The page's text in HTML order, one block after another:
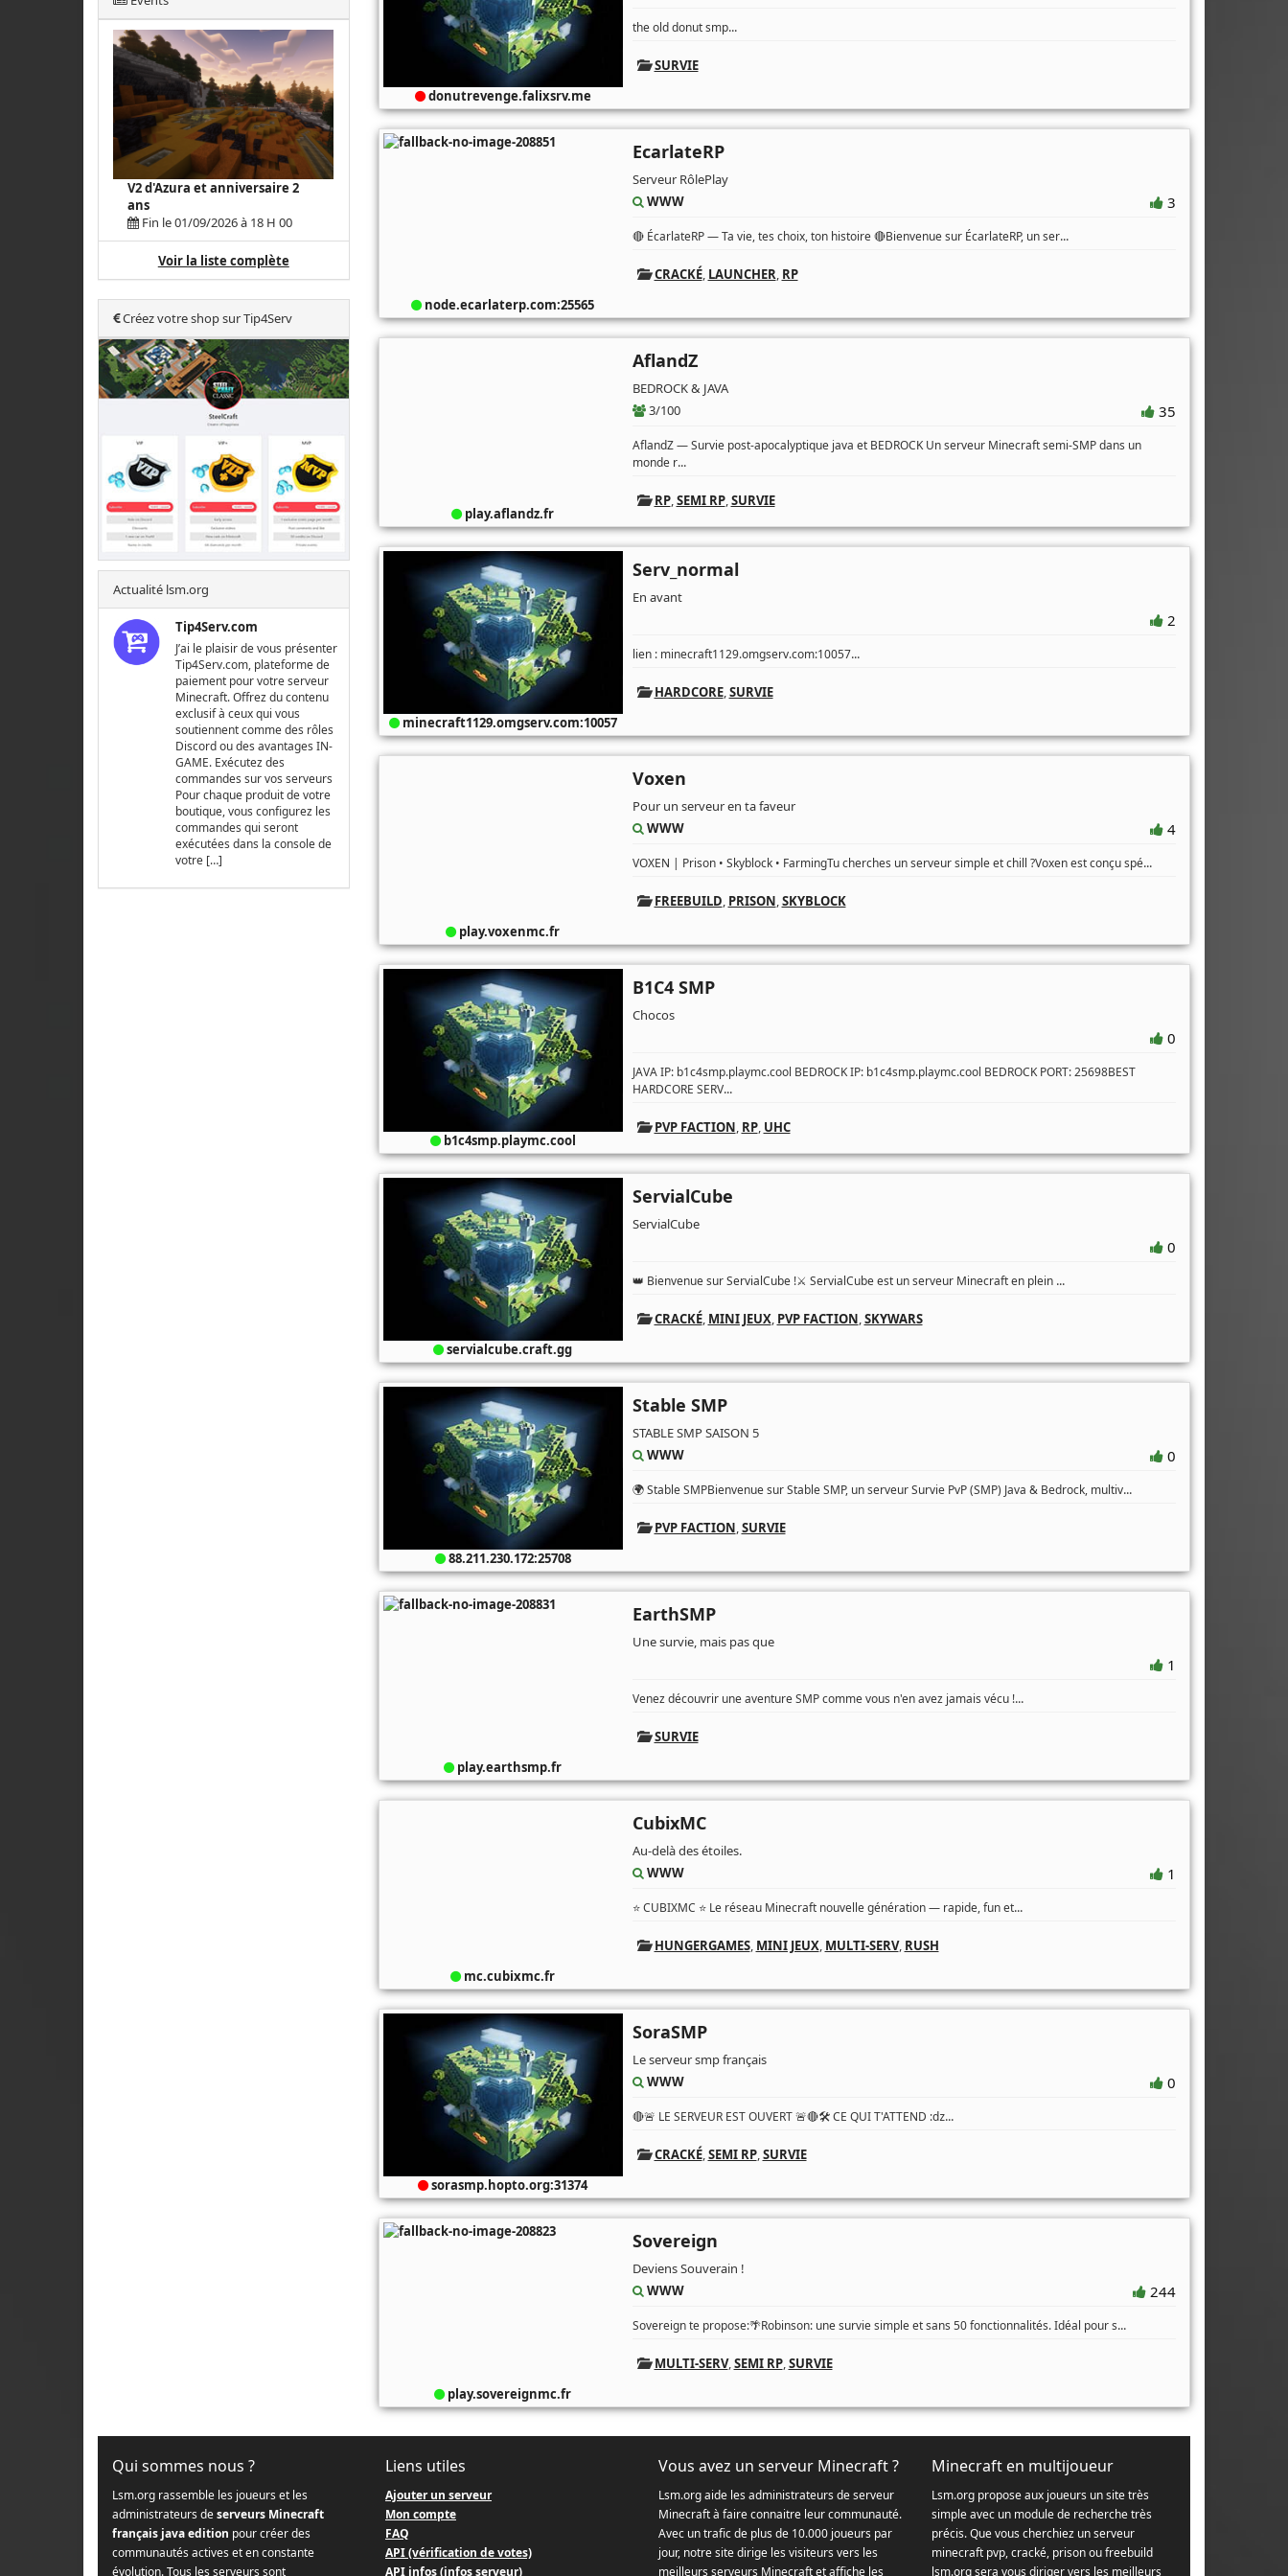
V2 d'Azura et anniversaire 2
ans
Fin le 01/09/2026 à 18 H 00
Voir la liste complète
Créez votre shop sur Tip4Serv
Actualité lsm.org
Tip4Serv.com
J’ai le plaisir de vous présenter
Tip4Serv.com, plateforme de
paiement pour votre serveur
Minecraft. Offrez du contenu
exclusif à ceux qui vous
soutiennent comme des rôles
Discord ou des avantages IN-
GAME. Exécutez des
commandes sur vos serveurs
Pour chaque produit de votre
boutique, vous configurez les
commandes qui seront
exécutées dans la console de
votre […]
donutrevenge.falixsrv.me
the old donut smp...
SURVIE
node.ecarlaterp.com:25565
EcarlateRP
Serveur RôlePlay
WWW
3
🔴 ÉcarlateRP — Ta vie, tes choix, ton histoire 🔴Bienvenue sur ÉcarlateRP, un ser...
CRACKÉ, LAUNCHER, RP
play.aflandz.fr
AflandZ
BEDROCK & JAVA
3/100
35
AflandZ — Survie post-apocalyptique java et BEDROCK Un serveur Minecraft semi-SMP dans un
monde r...
RP,SEMI RP,SURVIE
minecraft1129.omgserv.com:10057
Serv_normal
En avant
2
lien : minecraft1129.omgserv.com:10057...
HARDCORE,SURVIE
play.voxenmc.fr
Voxen
Pour un serveur en ta faveur
WWW
4
VOXEN | Prison • Skyblock • FarmingTu cherches un serveur simple et chill ?Voxen est conçu spé...
FREEBUILD, PRISON,SKYBLOCK
b1c4smp.playmc.cool
B1C4 SMP
Chocos
0
JAVA IP: b1c4smp.playmc.cool BEDROCK IP: b1c4smp.playmc.cool BEDROCK PORT: 25698BEST
HARDCORE SERV...
PVP FACTION, RP, UHC
servialcube.craft.gg
ServialCube
ServialCube
0
👑 Bienvenue sur ServialCube !⚔️ ServialCube est un serveur Minecraft en plein ...
CRACKÉ, MINI JEUX, PVP FACTION,SKYWARS
88.211.230.172:25708
Stable SMP
STABLE SMP SAISON 5
WWW
0
🌍 Stable SMPBienvenue sur Stable SMP, un serveur Survie PvP (SMP) Java & Bedrock, multiv...
PVP FACTION,SURVIE
play.earthsmp.fr
EarthSMP
Une survie, mais pas que
1
Venez découvrir une aventure SMP comme vous n'en avez jamais vécu !...
SURVIE
mc.cubixmc.fr
CubixMC
Au-delà des étoiles.
WWW
1
⭐ CUBIXMC ⭐ Le réseau Minecraft nouvelle génération — rapide, fun et...
HUNGERGAMES, MINI JEUX, MULTI-SERV, RUSH
sorasmp.hopto.org:31374
SoraSMP
Le serveur smp français
WWW
0
🔴🚨 LE SERVEUR EST OUVERT 🚨🔴🛠️ CE QUI T'ATTEND :ǳ...
CRACKÉ,SEMI RP,SURVIE
play.sovereignmc.fr
Sovereign
Deviens Souverain !
WWW
244
Sovereign te propose:🌴Robinson: une survie simple et sans 50 fonctionnalités. Idéal pour s...
MULTI-SERV,SEMI RP,SURVIE
Qui sommes nous ?
Lsm.org rassemble les joueurs et les
administrateurs deserveurs Minecraft
français java edition pour créer des
communautés actives et en constante
évolution. Tous les serveurs sont
Liens utiles
Ajouter un serveur
Mon compte
FAQ
API (vérification de votes)
API infos (infos serveur)
Vous avez un serveur Minecraft ?
Lsm.org aide les administrateurs de serveur
Minecraft à faire connaitre leur communauté.
Avec un trafic de plus de 10.000 joueurs par
jour, notre site dirige les visiteurs vers les
meilleurs serveurs Minecraft et affiche les
Minecraft en multijoueur
Lsm.org propose aux joueurs un site très
simple avec un module de recherche très
précis. Que vous cherchiez un serveur
minecraft pvp, cracké, prison ou freebuild
lsm.org sera vous diriger vers les meilleurs